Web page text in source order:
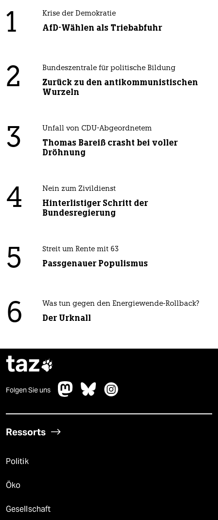
1 Krise der Demokratie
AfD-Wählen als Triebabfuhr
2 Bundeszentrale für politische Bildung
Zurück zu den antikommunistischen
Wurzeln
3 Unfall von CDU-Abgeordnetem
Thomas Bareiß crasht bei voller
Dröhnung
4 Nein zum Zivildienst
Hinterlistiger Schritt der
Bundesregierung
5 Streit um Rente mit 63
Passgenauer Populismus
6 Was tun gegen den Energiewende-Rollback?
Der Urknall
taz
Folgen Sie uns
Ressorts
Politik
Öko
Gesellschaft